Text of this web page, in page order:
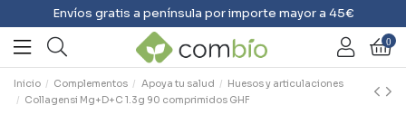
Envíos gratis a península por importe mayor a 45€
0
Inicio Complementos Apoya tu salud
Huesos y articulaciones
Collagensi Mg+D+C 1.3g 90 comprimidos GHF